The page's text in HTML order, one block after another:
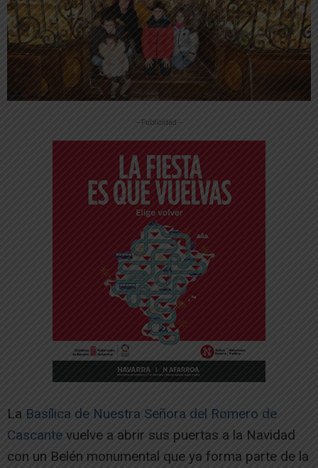
-- Publicidad --
La Basílica de Nuestra Señora del Romero de
Cascante vuelve a abrir sus puertas a la Navidad
con un Belén monumental que ya forma parte de la